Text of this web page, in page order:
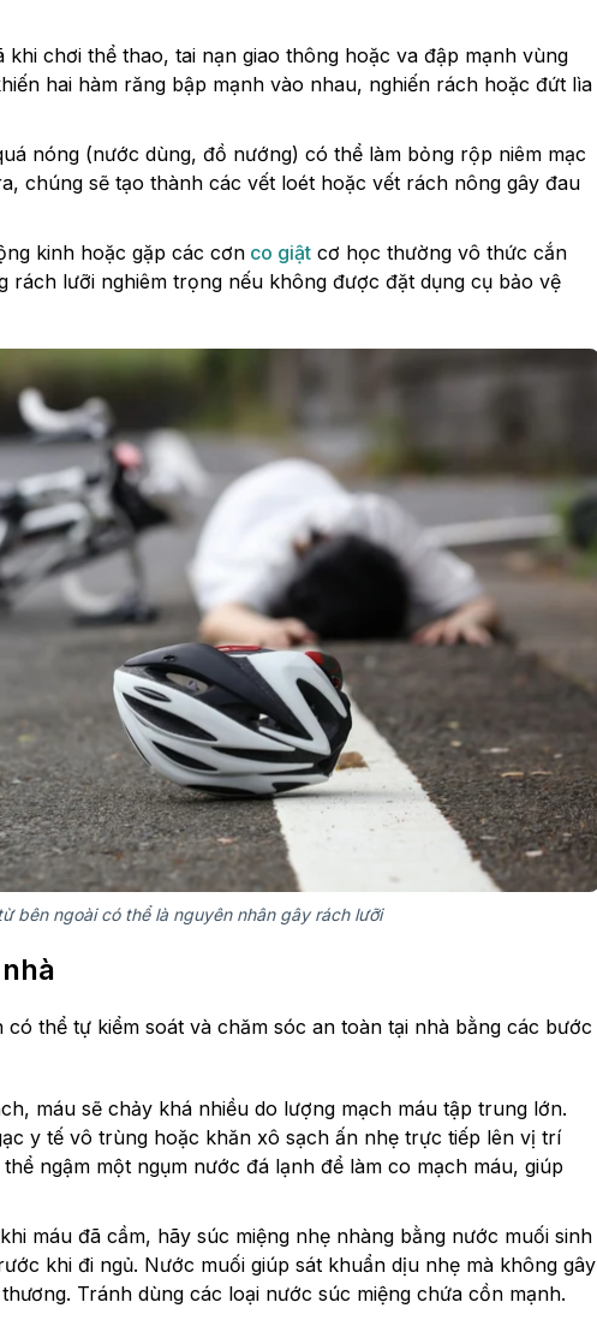
khi chơi thể thao, tai nạn giao thông hoặc va đập mạnh vùng
hai hàm răng bập mạnh vào nhau, nghiến rách hoặc đứt lìa
nóng (nước dùng, đồ nướng) có thể làm bỏng rộp niêm mạc
chúng sẽ tạo thành các vết loét hoặc vết rách nông gây đau
kinh hoặc gặp các cơn co giật cơ học thường vô thức cắn
rách lưỡi nghiêm trọng nếu không được đặt dụng cụ bảo vệ
bên ngoài có thể là nguyên nhân gây rách lưỡi
thể tự kiểm soát và chăm sóc an toàn tại nhà bằng các bước
máu sẽ chảy khá nhiều do lượng mạch máu tập trung lớn.
y tế vô trùng hoặc khăn xô sạch ấn nhẹ trực tiếp lên vị trí
ngậm một ngụm nước đá lạnh để làm co mạch máu, giúp
máu đã cầm, hãy súc miệng nhẹ nhàng bằng nước muối sinh
khi đi ngủ. Nước muối giúp sát khuẩn dịu nhẹ mà không gây
Tránh dùng các loại nước súc miệng chứa cồn mạnh.